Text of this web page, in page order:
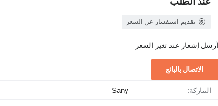
تقديم استفسار عن السعر
أرسل إشعار عند تغير السعر
الاتصال بالبائع
الماركة: Sany